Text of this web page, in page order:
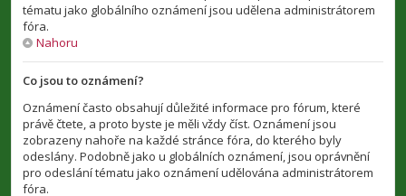
tématu jako globálního oznámení jsou udělena administrátorem
fóra.
Nahoru
Co jsou to oznámení?
Oznámení často obsahují důležité informace pro fórum, které
právě čtete, a proto byste je měli vždy číst. Oznámení jsou
zobrazeny nahoře na každé stránce fóra, do kterého byly
odeslány. Podobně jako u globálních oznámení, jsou oprávnění
pro odeslání tématu jako oznámení udělována administrátorem
fóra.